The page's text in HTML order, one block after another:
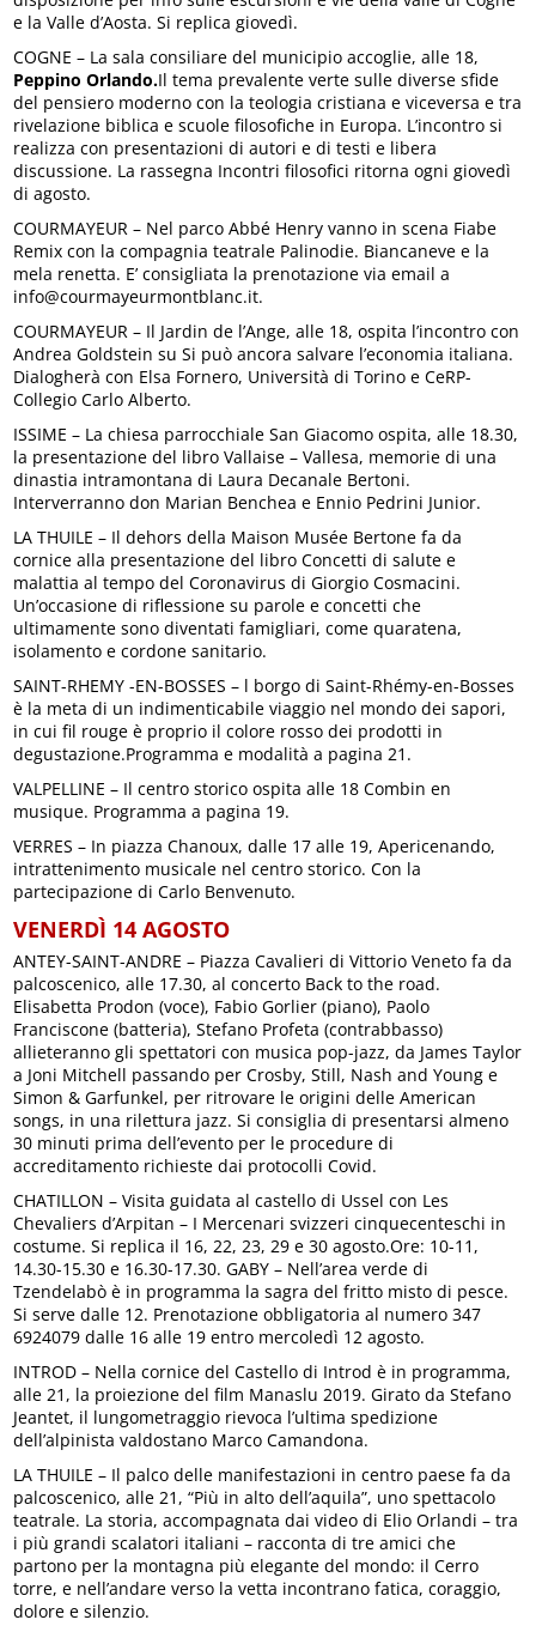
e la Valle d’Aosta. Si replica giovedì.
COGNE – La sala consiliare del municipio accoglie, alle 18,
Peppino Orlando.Il tema prevalente verte sulle diverse sfide
del pensiero moderno con la teologia cristiana e viceversa e tra
rivelazione biblica e scuole filosofiche in Europa. L’incontro si
realizza con presentazioni di autori e di testi e libera
discussione. La rassegna Incontri filosofici ritorna ogni giovedì
di agosto.
COURMAYEUR – Nel parco Abbé Henry vanno in scena Fiabe
Remix con la compagnia teatrale Palinodie. Biancaneve e la
mela renetta. E’ consigliata la prenotazione via email a
info@courmayeurmontblanc.it.
COURMAYEUR – Il Jardin de l’Ange, alle 18, ospita l’incontro con
Andrea Goldstein su Si può ancora salvare l’economia italiana.
Dialogherà con Elsa Fornero, Università di Torino e CeRP-
Collegio Carlo Alberto.
ISSIME – La chiesa parrocchiale San Giacomo ospita, alle 18.30,
la presentazione del libro Vallaise – Vallesa, memorie di una
dinastia intramontana di Laura Decanale Bertoni.
Interverranno don Marian Benchea e Ennio Pedrini Junior.
LA THUILE – Il dehors della Maison Musée Bertone fa da
cornice alla presentazione del libro Concetti di salute e
malattia al tempo del Coronavirus di Giorgio Cosmacini.
Un’occasione di riflessione su parole e concetti che
ultimamente sono diventati famigliari, come quaratena,
isolamento e cordone sanitario.
SAINT-RHEMY -EN-BOSSES – l borgo di Saint-Rhémy-en-Bosses
è la meta di un indimenticabile viaggio nel mondo dei sapori,
in cui fil rouge è proprio il colore rosso dei prodotti in
degustazione.Programma e modalità a pagina 21.
VALPELLINE – Il centro storico ospita alle 18 Combin en
musique. Programma a pagina 19.
VERRES – In piazza Chanoux, dalle 17 alle 19, Apericenando,
intrattenimento musicale nel centro storico. Con la
partecipazione di Carlo Benvenuto.
VENERDÌ 14 AGOSTO
ANTEY-SAINT-ANDRE – Piazza Cavalieri di Vittorio Veneto fa da
palcoscenico, alle 17.30, al concerto Back to the road.
Elisabetta Prodon (voce), Fabio Gorlier (piano), Paolo
Franciscone (batteria), Stefano Profeta (contrabbasso)
allieteranno gli spettatori con musica pop-jazz, da James Taylor
a Joni Mitchell passando per Crosby, Still, Nash and Young e
Simon & Garfunkel, per ritrovare le origini delle American
songs, in una rilettura jazz. Si consiglia di presentarsi almeno
30 minuti prima dell’evento per le procedure di
accreditamento richieste dai protocolli Covid.
CHATILLON – Visita guidata al castello di Ussel con Les
Chevaliers d’Arpitan – I Mercenari svizzeri cinquecenteschi in
costume. Si replica il 16, 22, 23, 29 e 30 agosto.Ore: 10-11,
14.30-15.30 e 16.30-17.30. GABY – Nell’area verde di
Tzendelabò è in programma la sagra del fritto misto di pesce.
Si serve dalle 12. Prenotazione obbligatoria al numero 347
6924079 dalle 16 alle 19 entro mercoledì 12 agosto.
INTROD – Nella cornice del Castello di Introd è in programma,
alle 21, la proiezione del film Manaslu 2019. Girato da Stefano
Jeantet, il lungometraggio rievoca l’ultima spedizione
dell’alpinista valdostano Marco Camandona.
LA THUILE – Il palco delle manifestazioni in centro paese fa da
palcoscenico, alle 21, “Più in alto dell’aquila”, uno spettacolo
teatrale. La storia, accompagnata dai video di Elio Orlandi – tra
i più grandi scalatori italiani – racconta di tre amici che
partono per la montagna più elegante del mondo: il Cerro
torre, e nell’andare verso la vetta incontrano fatica, coraggio,
dolore e silenzio.